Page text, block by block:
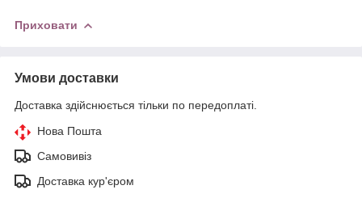
Приховати
Умови доставки
Доставка здійснюється тільки по передоплаті.
Нова Пошта
Самовивіз
Доставка кур'єром